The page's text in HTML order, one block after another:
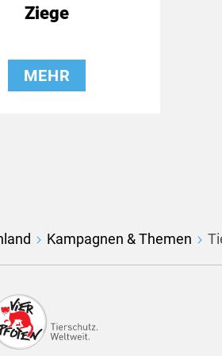
Ziege
MEHR
Kampagnen & Themen